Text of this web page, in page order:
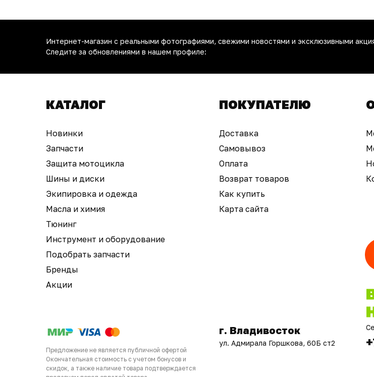
Интернет-магазин с реальными фотографиями, свежими новостями и эксклюзивными
Следите за обновлениями в нашем профиле:
Акции
Бренды
Инструмент и оборудование
Подобрать запчасти
Тюнинг
Запчасти
Шины и диски
Защита мотоцикла
Экипировка и одежда
Масла и химия
Новинки
Доставка
Самовывоз
Возврат товаров
Оплата
Как купить
Карта сайта
КАТАЛОГ ПОКУПАТЕЛЮ
г. Владивосток
ул. Адмирала Горшкова, 60Б ст2
Предложение не является публичной офертой
Окончательная стоимость с учетом бонусов и
скидок, а также наличие товара подтверждается